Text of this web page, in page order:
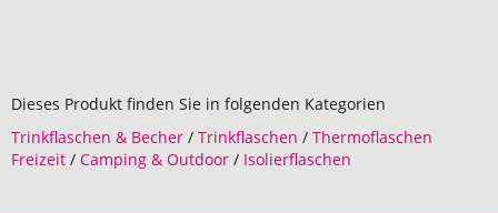
Dieses Produkt finden Sie in folgenden Kategorien
Trinkflaschen & Becher / Trinkflaschen / Thermoflaschen
Freizeit / Camping & Outdoor / Isolierflaschen